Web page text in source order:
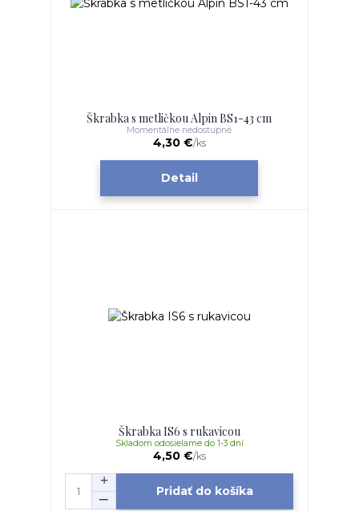
Škrabka s metličkou Alpin BS1-43 cm
4,30 €/ks
Momentálne nedostupné
Detail
Škrabka IS6 s rukavicou
4,50 €/ks
Skladom odosielame do 1-3 dní
Pridať do košíka